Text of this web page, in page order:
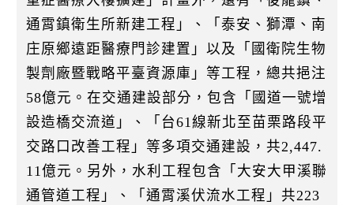
通霄鎮衛生所新建工程」、「泰安、獅潭、南
庄原鄉遠距醫療門診建置」以及「國衛院生物
製劑廠暨戰略平臺資源庫」等工程，總共挹注
58億元。在交通建設部分，包含「國道一號增
設造橋交流道」、「台61線新北至苗栗路段平
交路口改善工程」等多項交通建設，共2,447.
11億元。另外，水利工程包含「大安大甲溪聯
通管道工程」、「通霄溪伏流水工程」共223